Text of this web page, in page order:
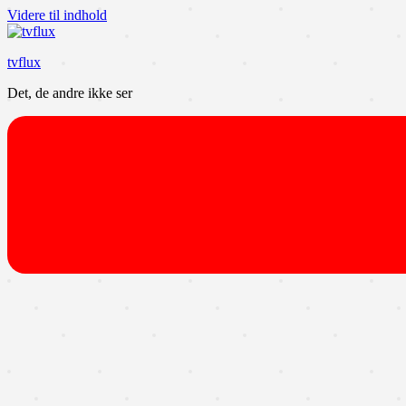
Videre til indhold
tvflux
Det, de andre ikke ser